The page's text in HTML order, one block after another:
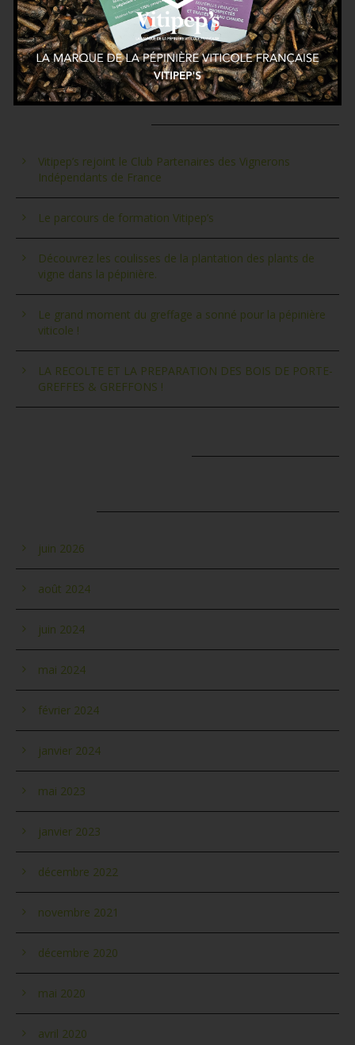
Vitipep’s rejoint le Club Partenaires des Vignerons
Indépendants de France
Le parcours de formation Vitipep’s
Découvrez les coulisses de la plantation des plants de
vigne dans la pépinière.
Le grand moment du greffage a sonné pour la pépinière
viticole !
LA RECOLTE ET LA PREPARATION DES BOIS DE PORTE-
GREFFES & GREFFONS !
juin 2026
août 2024
juin 2024
mai 2024
février 2024
janvier 2024
mai 2023
janvier 2023
décembre 2022
novembre 2021
décembre 2020
mai 2020
avril 2020